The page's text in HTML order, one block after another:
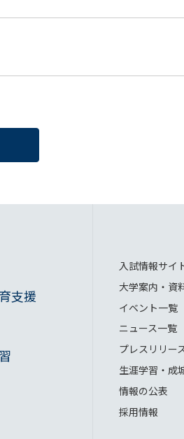
支援
入試情報サイ
大学案内・資
イベント一覧
ニュース一覧
プレスリリー
生涯学習・成
情報の公表
採用情報